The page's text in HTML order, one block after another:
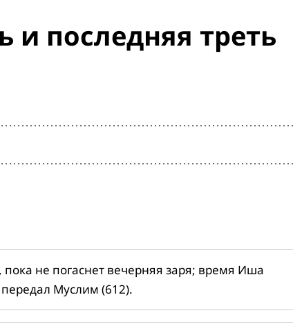
и последняя треть
не погаснет вечерняя заря; время Иша
Муслим (612).